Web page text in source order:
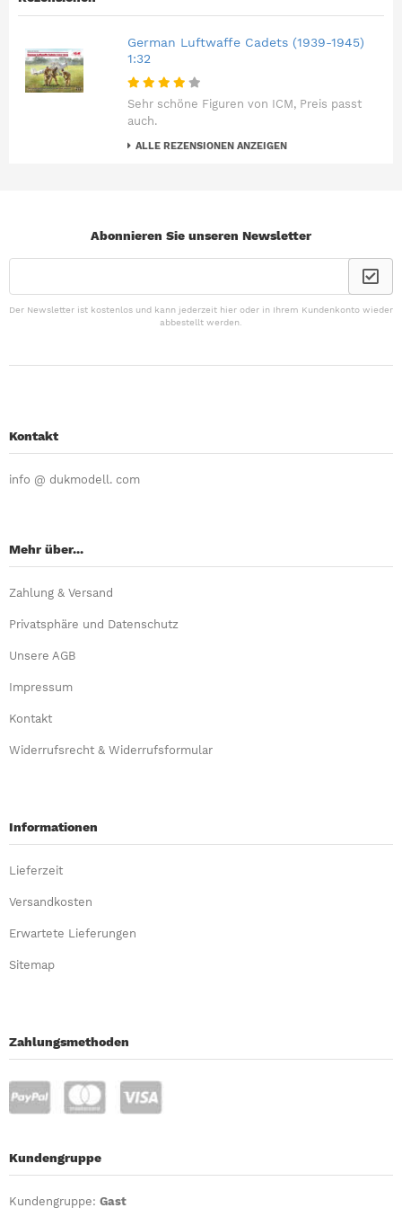
German Luftwaffe Cadets (1939-1945)
1:32
Sehr schöne Figuren von ICM, Preis passt
auch.
ALLE REZENSIONEN ANZEIGEN
Abonnieren Sie unseren Newsletter
Der Newsletter ist kostenlos und kann jederzeit hier oder in Ihrem Kundenkonto wieder
abbestellt werden.
Kontakt
info @ dukmodell. com
Mehr über...
Zahlung & Versand
Privatsphäre und Datenschutz
Unsere AGB
Impressum
Kontakt
Widerrufsrecht & Widerrufsformular
Informationen
Lieferzeit
Versandkosten
Erwartete Lieferungen
Sitemap
Zahlungsmethoden
Kundengruppe
Kundengruppe: Gast